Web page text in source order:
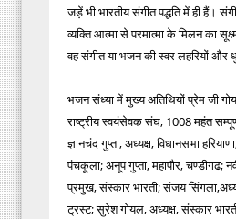
जड़ें भी भारतीय संगीत पद्धति में ही हैं।
व्यक्ति आत्मा से परमात्मा के मिलन का
वह संगीत या भजन की स्वर लहरियों और
भजन संध्या में मुख्य अतिथियों प्रेम जी
राष्ट्रीय स्वयंसेवक संघ, 1008 महंत
ज्ञानचंद गुप्ता, अध्यक्ष, विधानसभा
पंचकूला; अनूप गुप्ता, महापौर, चण्डीगढ;
प्रमुख, संस्कार भारती; संजय
ट्रस्ट; सुरेश गोयल, अध्यक्ष, संस्कार